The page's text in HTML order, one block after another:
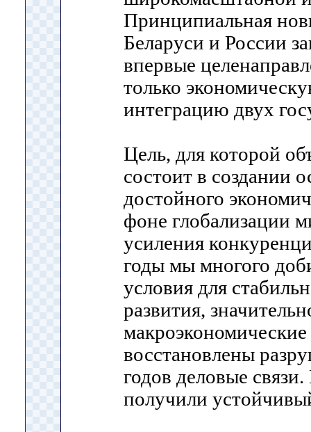
Принципиальная
Беларуси и России
впервые
только
интеграцию двух
Цель, для которой
состоит в создании
достойного
фоне глобализации
усиления
годы мы многого
условия для
развития,
макроэкономические
восстановлены
годов деловые
получили